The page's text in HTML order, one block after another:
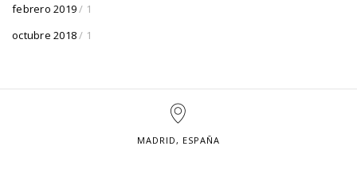
febrero 2019/ 1
octubre 2018/ 1
MADRID, ESPAÑA